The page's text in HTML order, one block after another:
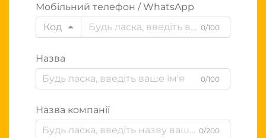
Мобільний телефон / WhatsApp
Код
0/100
Назва
0/100
Назва компанії
0/200